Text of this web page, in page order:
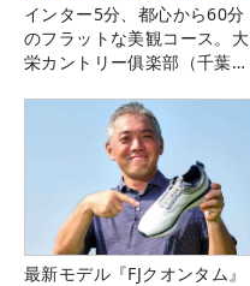
インター5分、都心から60分
のフラットな美観コース。大
栄カントリー俱楽部（千葉
最新モデル『FJクオンタム』